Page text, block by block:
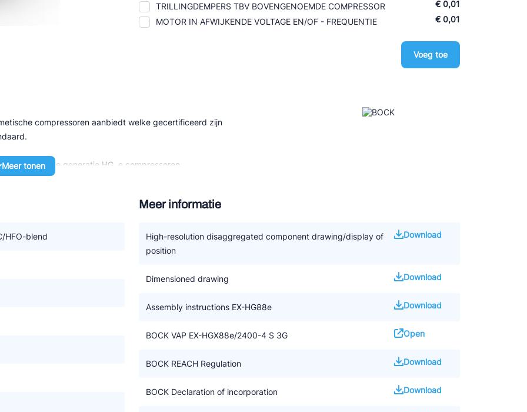
TRILLINGDEMPERS TBV BOVENGENOEMDE COMPRESSOR
€ 0,01
MOTOR IN AFWIJKENDE VOLTAGE EN/OF - FREQUENTIE
€ 0,01
Voeg toe
compressoren aanbiedt welke gecertificeerd zijn
de huidige generatie HG..e compressoren.
2014/34/EU
omgeving door gas
Meer tonen
HFO-blend
Meer informatie
High-resolution disaggregated component drawing/display of
position
Download
Dimensioned drawing Download
Assembly instructions EX-HG88e Download
BOCK VAP EX-HGX88e/2400-4 S 3G Open
BOCK REACH Regulation Download
BOCK Declaration of incorporation Download